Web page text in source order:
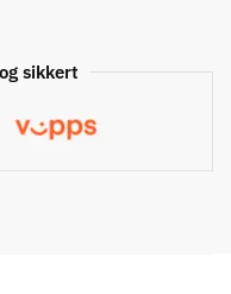
sikkert